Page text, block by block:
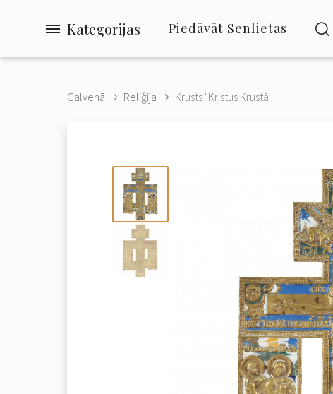
Kategorijas Piedāvāt Senlietas
Galvenā Reliģija Krusts "Kristus Krustā...